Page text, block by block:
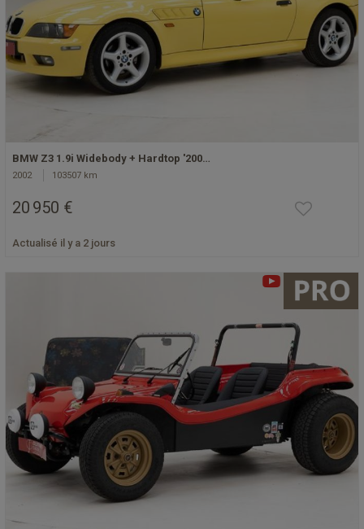
BMW Z3 1.9i Widebody + Hardtop '200…
2002 103507 km
20 950 €
Actualisé il y a 2 jours